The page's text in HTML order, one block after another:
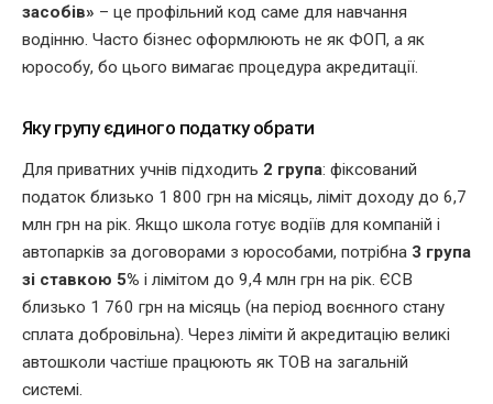
засобів» – це профільний код саме для навчання
водінню. Часто бізнес оформлюють не як ФОП, а як
юрособу, бо цього вимагає процедура акредитації.
Яку групу єдиного податку обрати
Для приватних учнів підходить 2 група: фіксований
податок близько 1 800 грн на місяць, ліміт доходу до 6,7
млн грн на рік. Якщо школа готує водіїв для компаній і
автопарків за договорами з юрособами, потрібна 3 група
зі ставкою 5% і лімітом до 9,4 млн грн на рік. ЄСВ
близько 1 760 грн на місяць (на період воєнного стану
сплата добровільна). Через ліміти й акредитацію великі
автошколи частіше працюють як ТОВ на загальній
системі.